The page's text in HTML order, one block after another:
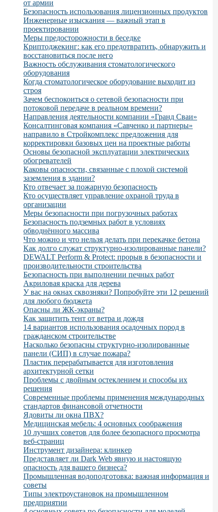
от армии
Безопасность использования лицензионных продуктов
Инженерные изыскания — важный этап в
проектировании
Меры предосторожности в беседке
Криптоджекинг: как его предотвратить, обнаружить и
восстановиться после него
Важность обслуживания стоматологического
оборудования
Когда стоматологическое оборудование выходит из
строя
Зачем беспокоиться о сетевой безопасности при
потоковой передаче в реальном времени?
Направления деятельности компании «Гранд Сваи»
Консалтинговая компания «Савченко и партнеры»
направило в Стройкомплекс предложения для
корректировки базовых цен на проектные работы
Основы безопасной эксплуатации электрических
обогревателей
Каковы опасности, связанные с плохой системой
заземления в здании?
Кто отвечает за пожарную безопасность
Кто осуществляет управление охраной труда в
организации
Меры безопасности при погрузочных работах
Безопасность подземных работ в условиях
обводнённого массива
Что можно и что нельзя делать при перекачке бетона
Как долго служат структурно-изолированные панели?
DEWALT Perform & Protect: прорыв в безопасности и
производительности строительства
Безопасность при выполнении печных работ
Акриловая краска для дерева
У вас на окнах сквозняки? Попробуйте эти 12 решений
для любого бюджета
Опасны ли ЖК-экраны?
Как защитить тент от ветра и дождя
14 вариантов использования осадочных пород в
гражданском строительстве
Насколько безопасны структурно-изолированные
панели (СИП) в случае пожара?
Пластик перерабатывается для изготовления
архитектурной сетки
Проблемы с двойным остеклением и способы их
решения
Современные проблемы применения международных
стандартов финансовой отчетности
Ядовиты ли окна ПВХ?
Медицинская мебель: 4 основных соображения
10 лучших советов для более безопасного просмотра
веб-страниц
Инструмент дизайнера: клинкер
Представляет ли Dark Web явную и настоящую
опасность для вашего бизнеса?
Промышленная водоподготовка: важная информация и
советы
Типы электроустановок на промышленном
предприятии